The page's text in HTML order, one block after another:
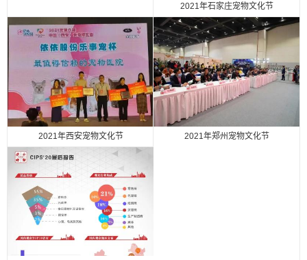
2021年石家庄宠物文化节
2021年西安宠物文化节 2021年郑州宠物文化节